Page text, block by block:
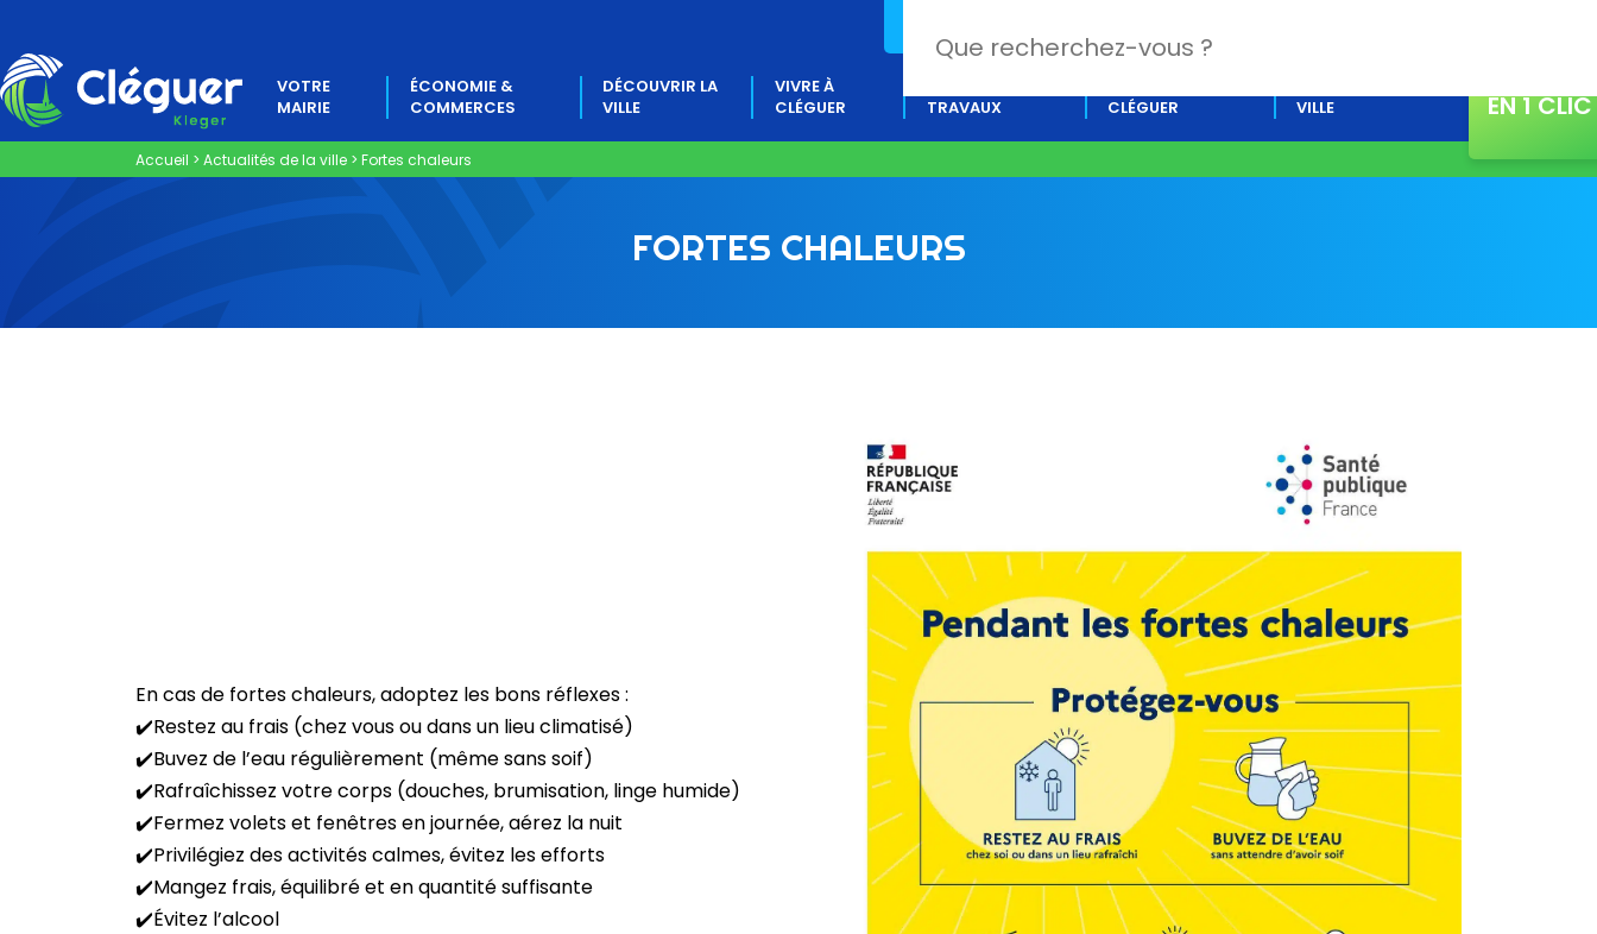
VOTRE
MAIRIE
ÉCONOMIE &
COMMERCES
DÉCOUVRIR LA
VILLE
VIVRE À
CLÉGUER
TRAVAUX
CLÉGUER
VILLE
EN 1 CLIC
Accueil > Actualités de la ville > Fortes chaleurs
FORTES CHALEURS
En cas de fortes chaleurs, adoptez les bons réflexes :
​✔️​Restez au frais (chez vous ou dans un lieu climatisé)
​✔️​Buvez de l’eau régulièrement (même sans soif)
​✔️​Rafraîchissez votre corps (douches, brumisation, linge humide)
​✔️​Fermez volets et fenêtres en journée, aérez la nuit
​✔️​Privilégiez des activités calmes, évitez les efforts
​✔️​Mangez frais, équilibré et en quantité suffisante
​✔️​Évitez l’alcool